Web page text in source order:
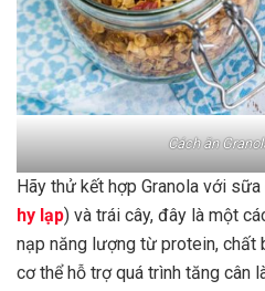
Cách ăn
Hãy thử kết hợp Granola với
hy lạp) và trái cây, đây là một
nạp năng lượng từ protein, chất
cơ thể hỗ trợ quá trình tăng cân